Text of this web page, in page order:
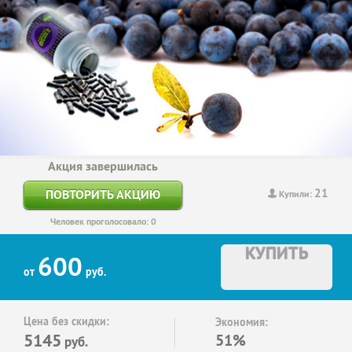
Купили: 21
Акция завершилась
ПОВТОРИТЬ АКЦИЮ
Человек проголосовало: 0
от 600 руб.
КУПИТЬ
Цена без скидки:
5145 руб.
Экономия:
51%